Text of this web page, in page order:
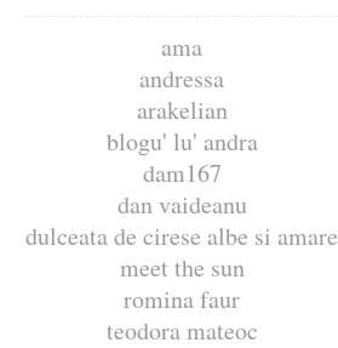
ama
andressa
arakelian
blogu' lu' andra
dam167
dan vaideanu
dulceata de cirese albe si amare
meet the sun
romina faur
teodora mateoc